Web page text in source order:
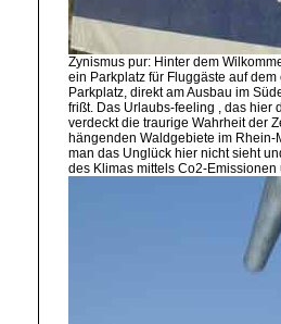
Zynismus pur: Hinter dem
ein Parkplatz für Fluggäste auf
Parkplatz, direkt am Ausbau im
frißt. Das Urlaubs-feeling , das hier
verdeckt die traurige Wahrheit der
hängenden Waldgebiete im Rhein-
man das Unglück hier nicht sieht
des Klimas mittels Co2-